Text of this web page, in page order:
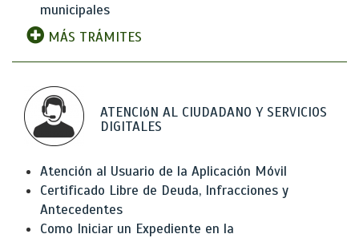
municipales
MÁS TRÁMITES
ATENCIóN AL CIUDADANO Y SERVICIOS
DIGITALES
Atención al Usuario de la Aplicación Móvil
Certificado Libre de Deuda, Infracciones y
Antecedentes
Como Iniciar un Expediente en la